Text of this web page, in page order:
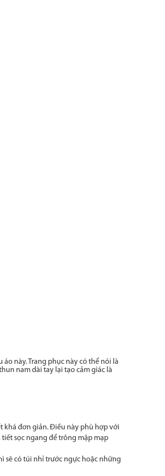
này. Trang phục này có thể nói là
nam dài tay lại tạo cảm giác là
khá đơn giản. Điều này phù hợp với
sọc ngang để trông mập mạp
sẽ có túi nhỉ trước ngực hoặc những